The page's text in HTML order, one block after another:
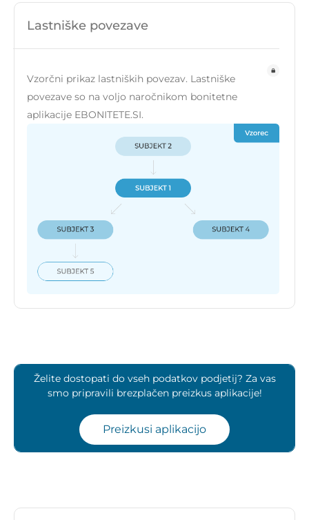
Lastniške povezave
Vzorčni prikaz lastniških povezav. Lastniške
povezave so na voljo naročnikom bonitetne
aplikacije EBONITETE.SI.
Želite dostopati do vseh podatkov podjetij? Za vas
smo pripravili brezplačen preizkus aplikacije!
Preizkusi aplikacijo